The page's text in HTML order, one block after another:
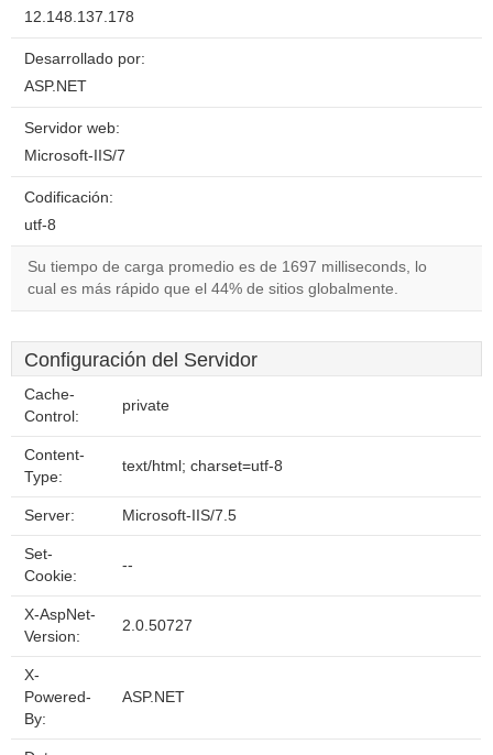
12.148.137.178
Desarrollado por:
ASP.NET
Servidor web:
Microsoft-IIS/7
Codificación:
utf-8
Su tiempo de carga promedio es de 1697 milliseconds, lo
cual es más rápido que el 44% de sitios globalmente.
Configuración del Servidor
Cache-
Control:
private
Content-
Type:
text/html; charset=utf-8
Server: Microsoft-IIS/7.5
Set-
Cookie:
--
X-AspNet-
Version:
2.0.50727
X-
Powered-
By:
ASP.NET